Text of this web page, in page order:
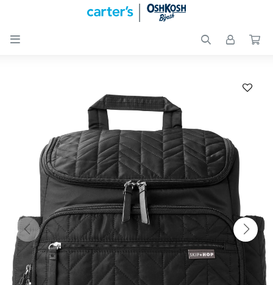

Nuevos
Peques
Calzado
Carter
´s
OUTLET
Skip-
hop